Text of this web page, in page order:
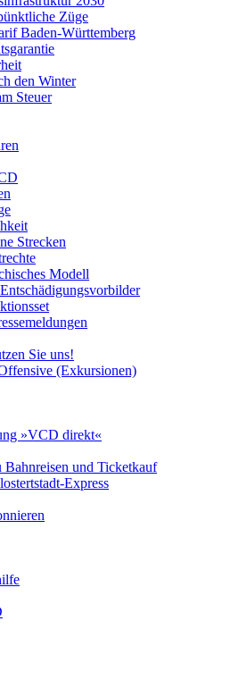
Züge
Baden-Württemberg
den Winter
Steuer
Strecken
Modell
Sie uns!
(Exkursionen)
»VCD direkt«
Bahnreisen und Ticketkauf
Express